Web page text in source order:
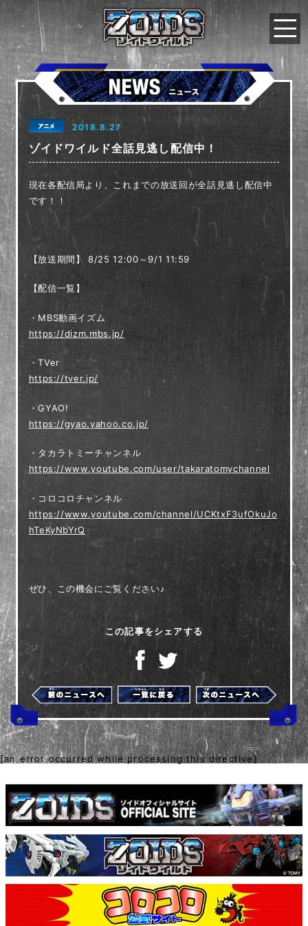
2018.8.27
ゾイドワイルド全話見逃し配信中！
現在各配信局より、これまでの放送回が全話見逃し配信中
です！！
【放送期間】 8/25 12:00～9/1 11:59
【配信一覧】
・MBS動画イズム
https://dizm.mbs.jp/
・TVer
https://tver.jp/
・GYAO!
https://gyao.yahoo.co.jp/
・タカラトミーチャンネル
https://www.youtube.com/user/takaratomychannel
・コロコロチャンネル
https://www.youtube.com/channel/UCKtxF3ufOkuJo
hTeKyNbYrQ
ぜひ、この機会にご覧ください♪
この記事をシェアする
[an error occurred while processing this directive]